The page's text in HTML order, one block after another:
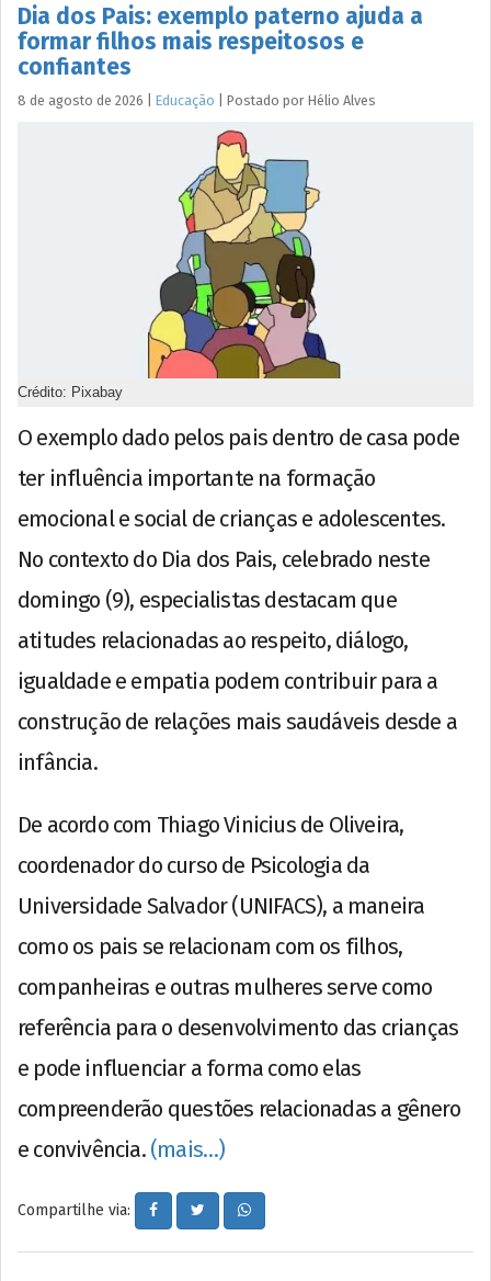
Dia dos Pais: exemplo paterno ajuda a
formar filhos mais respeitosos e
confiantes
8 de agosto de 2026 Educação Postado por Hélio Alves
Crédito: Pixabay
O exemplo dado pelos pais dentro de casa pode
ter influência importante na formação
emocional e social de crianças e adolescentes.
No contexto do Dia dos Pais, celebrado neste
domingo (9), especialistas destacam que
atitudes relacionadas ao respeito, diálogo,
igualdade e empatia podem contribuir para a
construção de relações mais saudáveis desde a
infância.
De acordo com Thiago Vinicius de Oliveira,
coordenador do curso de Psicologia da
Universidade Salvador (UNIFACS), a maneira
como os pais se relacionam com os filhos,
companheiras e outras mulheres serve como
referência para o desenvolvimento das crianças
e pode influenciar a forma como elas
compreenderão questões relacionadas a gênero
e convivência. (mais…)
Compartilhe via: